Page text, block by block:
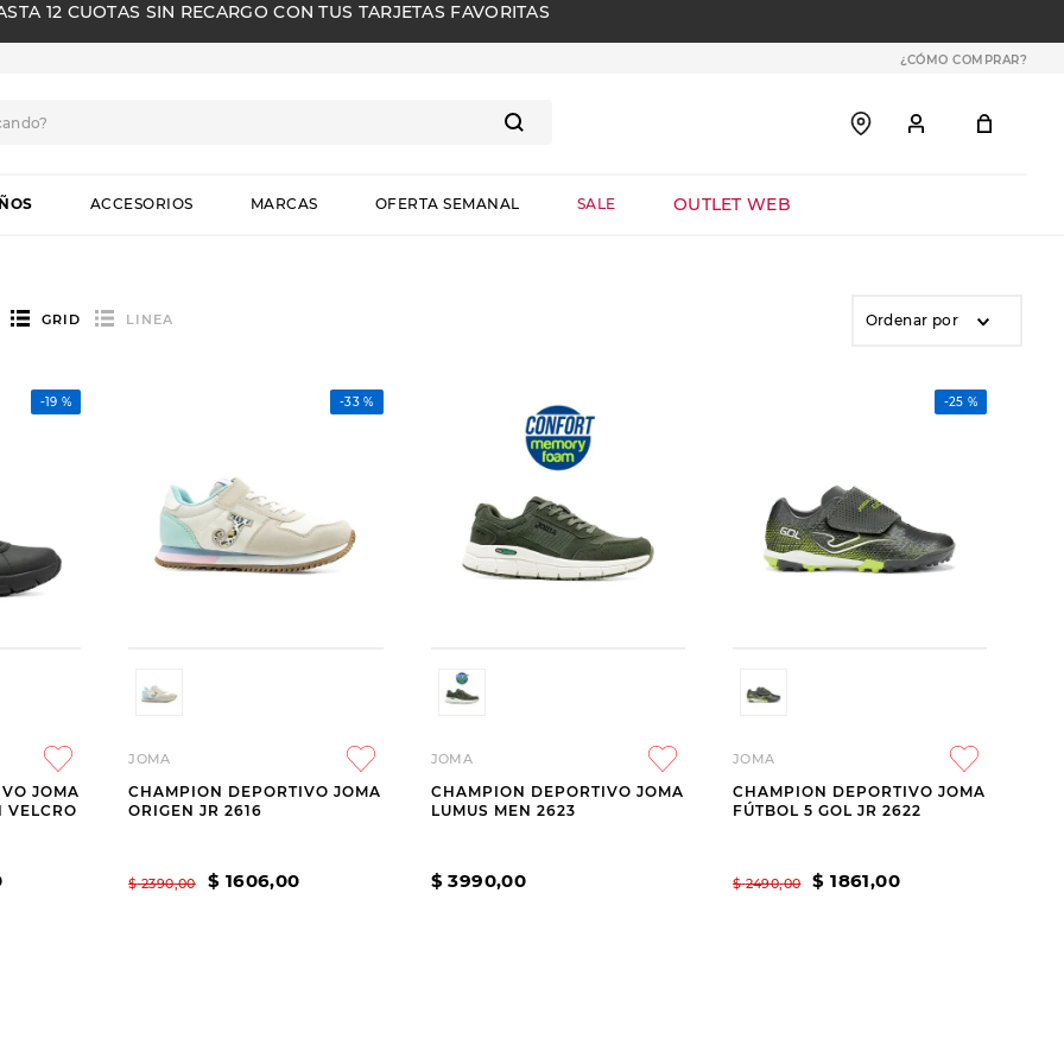
12 CUOTAS SIN RECARGO CON TUS TARJETAS FAVORITAS
¿CÓMO COMPRAR?
ACCESORIOS MARCAS OFERTA SEMANAL SALE OUTLET WEB
GRID LINEA Ordenar por
-19 %
JOMA
VELCRO
-33 %
JOMA
CHAMPION DEPORTIVO JOMA
ORIGEN JR 2616
$ 2390,00 $ 1606,00
JOMA
CHAMPION DEPORTIVO JOMA
LUMUS MEN 2623
$ 3990,00
-25 %
JOMA
CHAMPION DEPORTIVO JOMA
FÚTBOL 5 GOL JR 2622
$ 2490,00 $ 1861,00